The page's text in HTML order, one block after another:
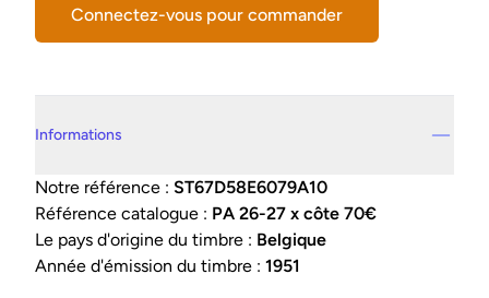
Connectez-vous pour commander
Informations
Notre référence : ST67D58E6079A10
Référence catalogue : PA 26-27 x côte 70€
Le pays d'origine du timbre : Belgique
Année d'émission du timbre : 1951